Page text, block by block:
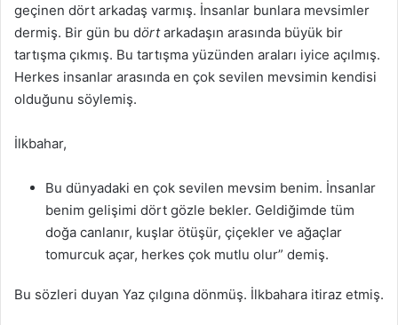
geçinen dört arkadaş varmış. İnsanlar bunlara mevsimler
dermiş. Bir gün bu dörtarkadaşın arasında büyük bir
tartışma çıkmış. Bu tartışma yüzünden araları iyice açılmış.
Herkes insanlar arasında en çok sevilen mevsimin kendisi
olduğunu söylemiş.
İlkbahar,
Bu dünyadaki en çok sevilen mevsim benim. İnsanlar
benim gelişimi dört gözle bekler. Geldiğimde tüm
doğa canlanır, kuşlar ötüşür, çiçekler ve ağaçlar
tomurcuk açar, herkes çok mutlu olur” demiş.
Bu sözleri duyan Yaz çılgına dönmüş. İlkbahara itiraz etmiş.